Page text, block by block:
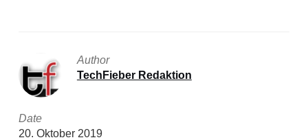
Author
TechFieber Redaktion
Date
20. Oktober 2019